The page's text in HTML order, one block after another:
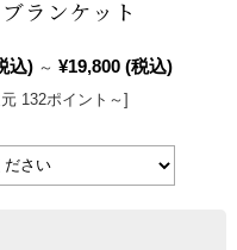
ランケット
込) ～ ¥19,800 (税込)
132ポイント～]